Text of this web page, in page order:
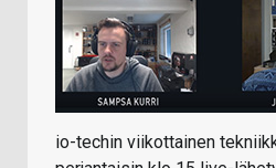
io-techin viikottainen